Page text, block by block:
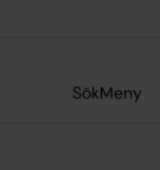
SökMeny